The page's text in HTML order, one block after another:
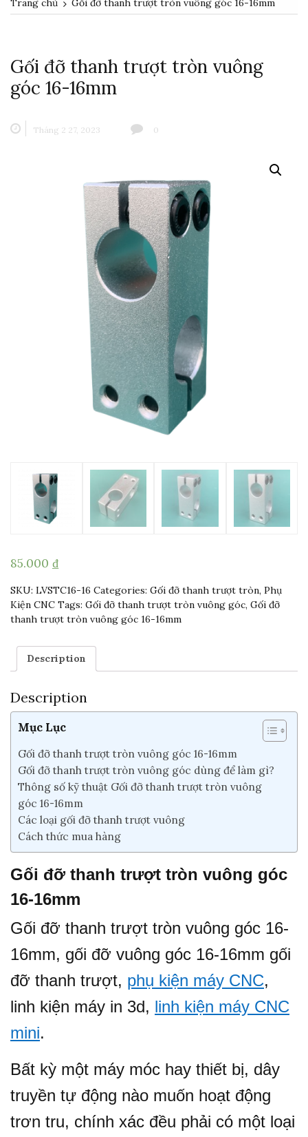
Gối đỡ thanh trượt tròn vuông
góc 16-16mm
Tháng 2 27, 2023 0
85.000 ₫
SKU: LVSTC16-16 Categories: Gối đỡ thanh trượt tròn, Phụ
Kiện CNC Tags: Gối đỡ thanh trượt tròn vuông góc, Gối đỡ
thanh trượt tròn vuông góc 16-16mm
Description
Description
Mục Lục
Gối đỡ thanh trượt tròn vuông góc 16-16mm
Gối đỡ thanh trượt tròn vuông góc dùng để làm gì?
Thông số kỹ thuật Gối đỡ thanh trượt tròn vuông
góc 16-16mm
Các loại gối đỡ thanh trượt vuông
Cách thức mua hàng
Gối đỡ thanh trượt tròn vuông góc
16-16mm
Gối đỡ thanh trượt tròn vuông góc 16-
16mm, gối đỡ vuông góc 16-16mm gối
đỡ thanh trượt, phụ kiện máy CNC,
linh kiện máy in 3d, linh kiện máy CNC
mini.
Bất kỳ một máy móc hay thiết bị, dây
truyền tự động nào muốn hoạt động
trơn tru, chính xác đều phải có một loại